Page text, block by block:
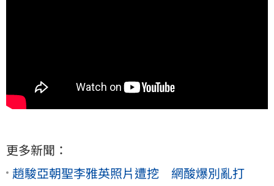
更多新聞：
趙駿亞朝聖李雅英照片遭挖 網酸爆別亂打